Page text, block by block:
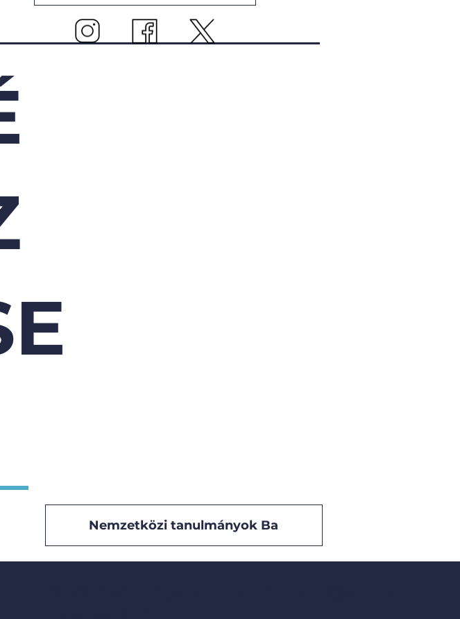
Nemzetközi tanulmányok Ba